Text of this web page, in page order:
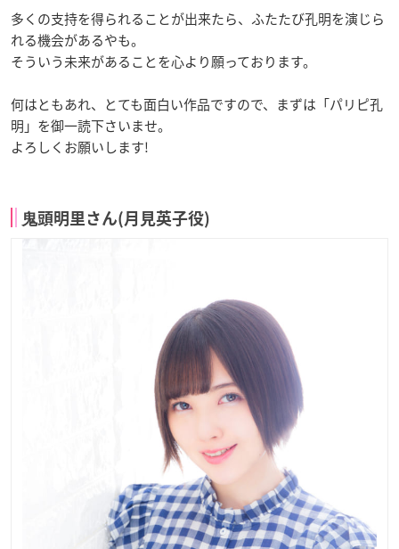
多くの支持を得られることが出来たら、ふたたび孔明を演じら
れる機会があるやも。
そういう未来があることを心より願っております。
何はともあれ、とても面白い作品ですので、まずは「パリピ孔
明」を御一読下さいませ。
よろしくお願いします!
⻤頭明里さん(月見英子役)